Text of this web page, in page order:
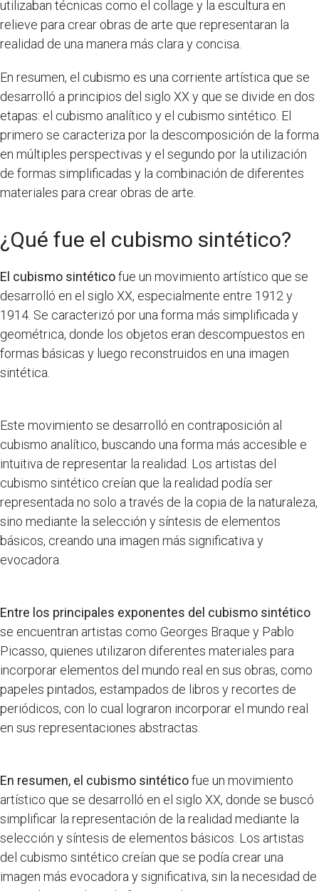
utilizaban técnicas como el collage y la escultura en
relieve para crear obras de arte que representaran la
realidad de una manera más clara y concisa.
En resumen, el cubismo es una corriente artística que se
desarrolló a principios del siglo XX y que se divide en dos
etapas: el cubismo analítico y el cubismo sintético. El
primero se caracteriza por la descomposición de la forma
en múltiples perspectivas y el segundo por la utilización
de formas simplificadas y la combinación de diferentes
materiales para crear obras de arte.
¿Qué fue el cubismo sintético?
El cubismo sintéticofue un movimiento artístico que se
desarrolló en el siglo XX, especialmente entre 1912 y
1914. Se caracterizó por una forma más simplificada y
geométrica, donde los objetos eran descompuestos en
formas básicas y luego reconstruidos en una imagen
sintética.
Este movimiento se desarrolló en contraposición al
cubismo analítico, buscando una forma más accesible e
intuitiva de representar la realidad. Los artistas del
cubismo sintético creían que la realidad podía ser
representada no solo a través de la copia de la naturaleza,
sino mediante la selección y síntesis de elementos
básicos, creando una imagen más significativa y
evocadora.
Entre los principales exponentes del cubismo sintético
se encuentran artistas como Georges Braque y Pablo
Picasso, quienes utilizaron diferentes materiales para
incorporar elementos del mundo real en sus obras, como
papeles pintados, estampados de libros y recortes de
periódicos, con lo cual lograron incorporar el mundo real
en sus representaciones abstractas.
En resumen, el cubismo sintéticofue un movimiento
artístico que se desarrolló en el siglo XX, donde se buscó
simplificar la representación de la realidad mediante la
selección y síntesis de elementos básicos. Los artistas
del cubismo sintético creían que se podía crear una
imagen más evocadora y significativa, sin la necesidad de